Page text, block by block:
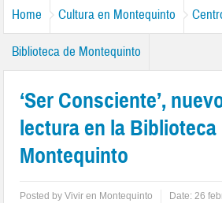
Home Cultura en Montequinto
Biblioteca de Montequinto
‘Ser Consciente’,
lectura en la Biblioteca
Montequinto
Posted byVivir en Montequinto Date:26